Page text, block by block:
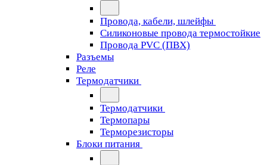
Провода, кабели, шлейфы
Силиконовые провода термостойкие
Провода PVC (ПВХ)
Разъемы
Реле
Термодатчики
Термодатчики
Термопары
Терморезисторы
Блоки питания